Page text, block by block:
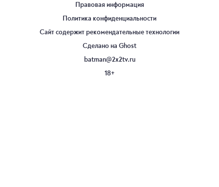
Правовая информация
Политика конфиденциальности
Сайт содержит рекомендательные технологии
Сделано на Ghost
batman@2x2tv.ru
18+